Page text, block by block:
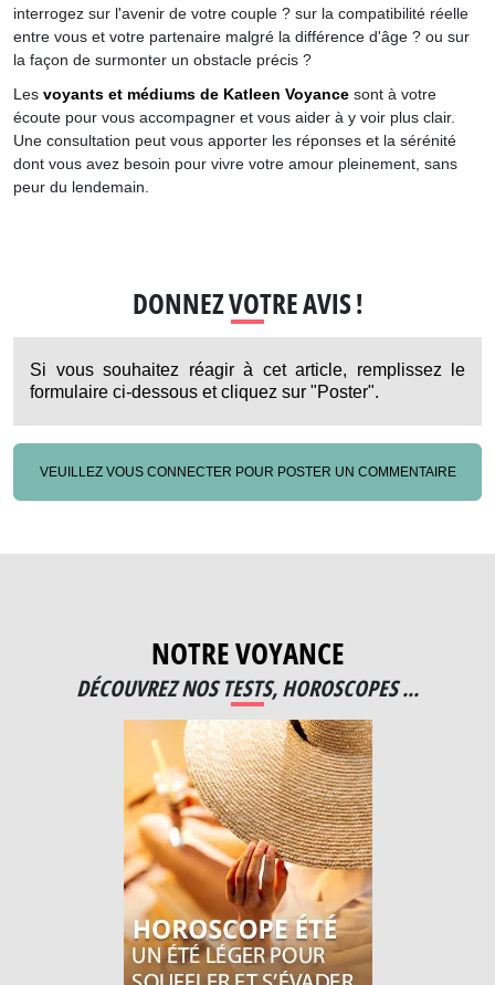
interrogez sur l'avenir de votre couple ? sur la compatibilité réelle
entre vous et votre partenaire malgré la différence d'âge ? ou sur
la façon de surmonter un obstacle précis ?
Les voyants et médiums de Katleen Voyance sont à votre
écoute pour vous accompagner et vous aider à y voir plus clair.
Une consultation peut vous apporter les réponses et la sérénité
dont vous avez besoin pour vivre votre amour pleinement, sans
peur du lendemain.
DONNEZ VOTRE AVIS !
Si vous souhaitez réagir à cet article, remplissez le
formulaire ci-dessous et cliquez sur "Poster".
VEUILLEZ VOUS CONNECTER POUR POSTER UN COMMENTAIRE
NOTRE VOYANCE
DÉCOUVREZ NOS TESTS, HOROSCOPES ...